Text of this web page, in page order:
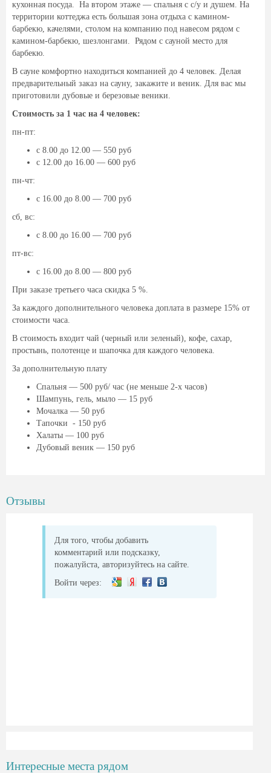
кухонная посуда. На втором этаже — спальня с с/у и душем. На
территории коттеджа есть большая зона отдыха с камином-
барбекю, качелями, столом на компанию под навесом рядом с
камином-барбекю, шезлонгами. Рядом с сауной место для
барбекю.
В сауне комфортно находиться компанией до 4 человек. Делая
предварительный заказ на сауну, закажите и веник. Для вас мы
приготовили дубовые и березовые веники.
Стоимость за 1 час на 4 человек:
пн-пт:
с 8.00 до 12.00 — 550 руб
с 12.00 до 16.00 — 600 руб
пн-чт:
с 16.00 до 8.00 — 700 руб
сб, вс:
с 8.00 до 16.00 — 700 руб
пт-вс:
с 16.00 до 8.00 — 800 руб
При заказе третьего часа скидка 5 %.
За каждого дополнительного человека доплата в размере 15% от
стоимости часа.
В стоимость входит чай (черный или зеленый), кофе, сахар,
простынь, полотенце и шапочка для каждого человека.
За дополнительную плату
Cпальня — 500 руб/ час (не меньше 2-х часов)
Шампунь, гель, мыло — 15 руб
Мочалка — 50 руб
Тапочки - 150 руб
Халаты — 100 руб
Дубовый веник — 150 руб
Отзывы
Для того, чтобы добавить
комментарий или подсказку,
пожалуйста, авторизуйтесь на сайте.
Войти через:
Интересные места рядом